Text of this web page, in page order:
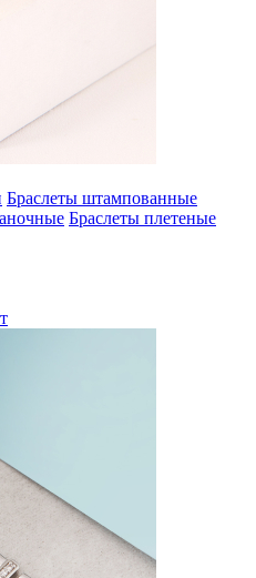
Браслеты штампованные
Браслеты плетеные